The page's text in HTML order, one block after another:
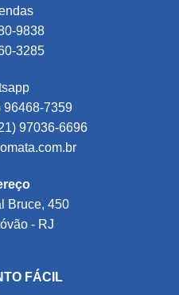
9838
3285
96468-7359
97036-6696
Bruce, 450
- RJ
FÁCIL